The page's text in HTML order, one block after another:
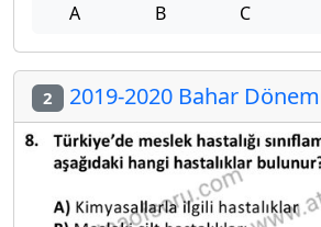
A B C
2 2019-2020 Bahar Dönemi